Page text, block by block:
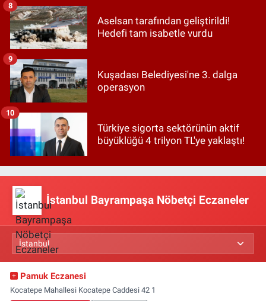
Aselsan tarafından geliştirildi!
Hedefi tam isabetle vurdu
8
Kuşadası Belediyesi'ne 3. dalga
operasyon
9
Türkiye sigorta sektörünün aktif
büyüklüğü 4 trilyon TL'ye yaklaştı!
10
İstanbul Bayrampaşa Nöbetçi Eczaneler
Pamuk Eczanesi
Kocatepe Mahallesi Kocatepe Caddesi 42 1